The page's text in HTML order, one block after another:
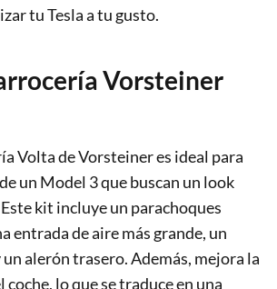
tu Tesla a tu gusto.
Vorsteiner
Volta de Vorsteiner es ideal para
un Model 3 que buscan un look
kit incluye un parachoques
entrada de aire más grande, un
alerón trasero. Además, mejora la
lo que se traduce en una